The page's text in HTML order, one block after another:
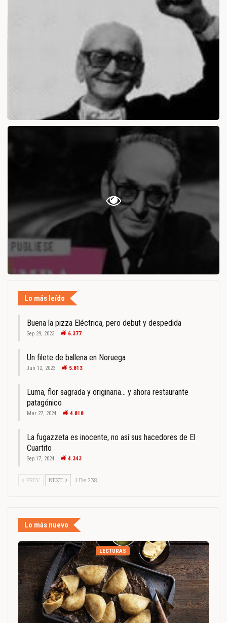
Lo más leído
Buena la pizza Eléctrica, pero debut y despedida
Sep 29, 2023 6.377
Un filete de ballena en Noruega
Jun 12, 2023 5.813
Luma, flor sagrada y originaria… y ahora restaurante
patagónico
Mar 27, 2024 4.818
La fugazzeta es inocente, no así sus hacedores de El
Cuartito
Sep 17, 2024 4.343
PREV NEXT 1 De 238
Lo más nuevo
LECTURAS